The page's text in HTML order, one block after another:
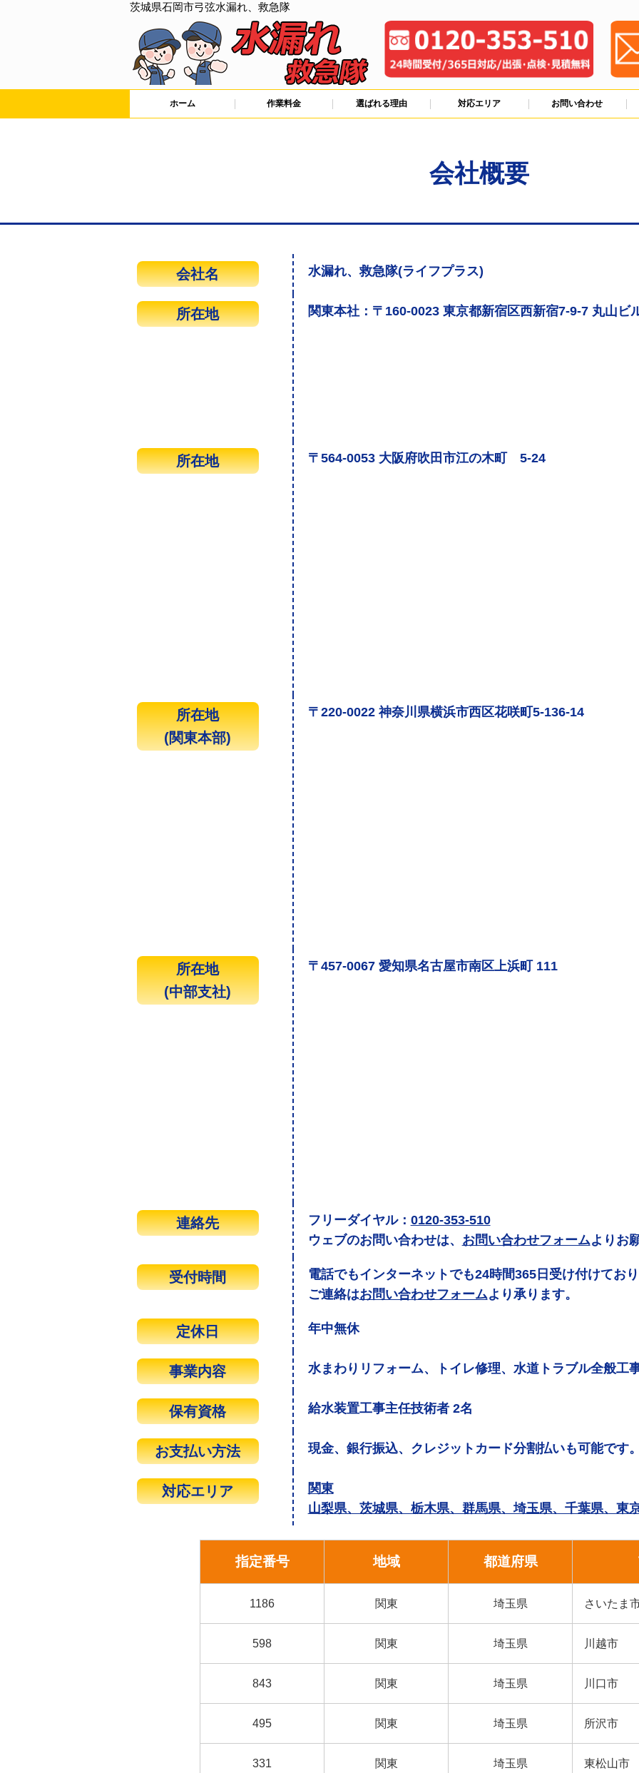
茨城県石岡市弓弦水漏れ、救急隊
ホーム 作業料金 選ばれる理由 対応エリア お問い合わせ
会社概要
会社名 水漏れ、救急隊(ライフプラス)
所在地 関東本社：〒160-0023 東京都新宿区西新宿7-9-7 丸山ビ
所在地 〒564-0053 大阪府吹田市江の木町 5-24
所在地
(関東本部)
〒220-0022 神奈川県横浜市西区花咲町5-136-14
所在地
(中部支社)
〒457-0067 愛知県名古屋市南区上浜町 111
連絡先 フリーダイヤル： 0120-353-510
ウェブのお問い合わせは、 お問い合わせフォームよりお
受付時間
電話でもインターネットでも24時間365日受け付けてお
ご連絡はお問い合わせフォームより承ります。
定休日 年中無休
事業内容 水まわりリフォーム、トイレ修理、水道トラブル全般工
保有資格 給水装置工事主任技術者 2名
お支払い方法 現金、銀行振込、クレジットカード分割払いも可能です
対応エリア
関東
山梨県、茨城県、栃木県、群馬県、埼玉県、千葉県、東
指定番号 地域 都道府県
1186 関東 埼玉県 さいたま
598 関東 埼玉県 川越市
843 関東 埼玉県 川口市
495 関東 埼玉県 所沢市
331 関東 埼玉県 東松山市